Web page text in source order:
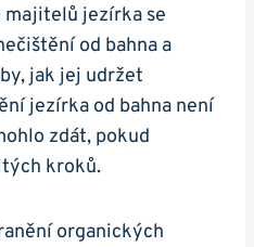
majitelů‌ jezírka⁣ se
od bahna a
jak jej⁤ udržet
​jezírka⁣ od bahna není
‌zdát,‌ pokud
kroků.
organických